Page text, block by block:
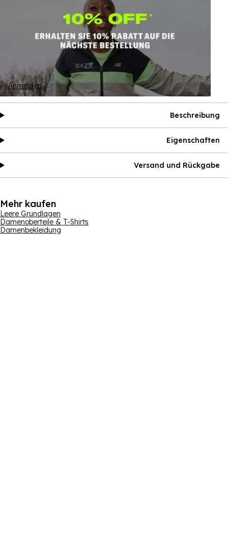
Anmelden
Beschreibung
Eigenschaften
Versand und Rückgabe
Mehr kaufen
Leere Grundlagen
Damenoberteile & T-Shirts
Damenbekleidung